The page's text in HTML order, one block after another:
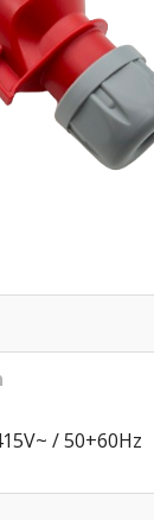
/ 50+60Hz